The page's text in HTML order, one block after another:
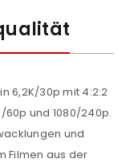
6,2K/30p mit 4:2:2
und 1080/240p.
und
Filmen aus der